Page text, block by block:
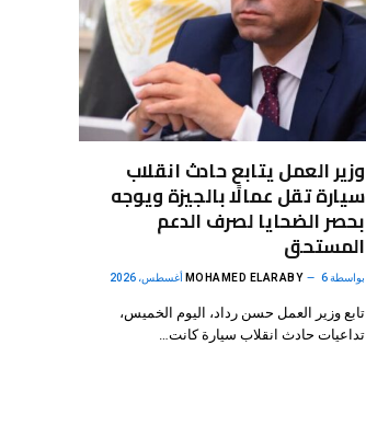
وزير العمل يتابع حادث انقلاب
سيارة تقل عمالًا بالجيزة ويوجه
بحصر الضحايا لصرف الدعم
المستحق
بواسطة MOHAMED ELARABY 6 أغسطس، 2026
تابع وزير العمل حسن رداد، اليوم الخميس،
تداعيات حادث انقلاب سيارة كانت…